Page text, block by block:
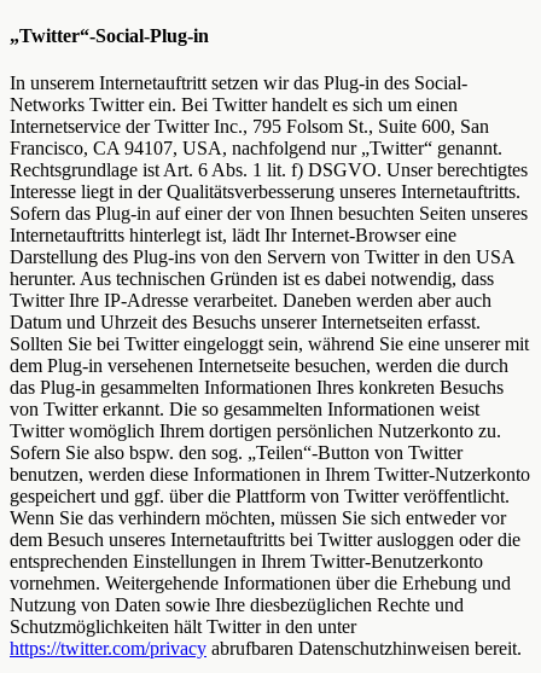
„Twitter“-Social-Plug-in
In unserem Internetauftritt setzen wir das Plug-in des Social-
Networks Twitter ein. Bei Twitter handelt es sich um einen
Internetservice der Twitter Inc., 795 Folsom St., Suite 600, San
Francisco, CA 94107, USA, nachfolgend nur „Twitter“ genannt.
Rechtsgrundlage ist Art. 6 Abs. 1 lit. f) DSGVO. Unser berechtigtes
Interesse liegt in der Qualitätsverbesserung unseres Internetauftritts.
Sofern das Plug-in auf einer der von Ihnen besuchten Seiten unseres
Internetauftritts hinterlegt ist, lädt Ihr Internet-Browser eine
Darstellung des Plug-ins von den Servern von Twitter in den USA
herunter. Aus technischen Gründen ist es dabei notwendig, dass
Twitter Ihre IP-Adresse verarbeitet. Daneben werden aber auch
Datum und Uhrzeit des Besuchs unserer Internetseiten erfasst.
Sollten Sie bei Twitter eingeloggt sein, während Sie eine unserer mit
dem Plug-in versehenen Internetseite besuchen, werden die durch
das Plug-in gesammelten Informationen Ihres konkreten Besuchs
von Twitter erkannt. Die so gesammelten Informationen weist
Twitter womöglich Ihrem dortigen persönlichen Nutzerkonto zu.
Sofern Sie also bspw. den sog. „Teilen“-Button von Twitter
benutzen, werden diese Informationen in Ihrem Twitter-Nutzerkonto
gespeichert und ggf. über die Plattform von Twitter veröffentlicht.
Wenn Sie das verhindern möchten, müssen Sie sich entweder vor
dem Besuch unseres Internetauftritts bei Twitter ausloggen oder die
entsprechenden Einstellungen in Ihrem Twitter-Benutzerkonto
vornehmen. Weitergehende Informationen über die Erhebung und
Nutzung von Daten sowie Ihre diesbezüglichen Rechte und
Schutzmöglichkeiten hält Twitter in den unter
https://twitter.com/privacy abrufbaren Datenschutzhinweisen bereit.